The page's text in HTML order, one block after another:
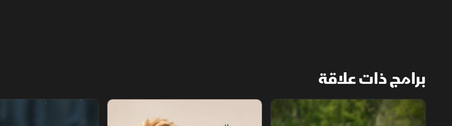
برامج ذات علاقة
الربيع البري عجائب الحياة البرية الشتاء القاسي